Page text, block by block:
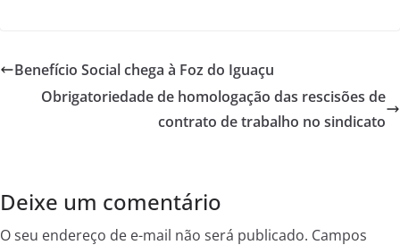
e
b
er e
Benefício Social chega à Foz do Iguaçu
Obrigatoriedade de homologação das rescisões de
contrato de trabalho no sindicato
Deixe um comentário
O seu endereço de e-mail não será publicado. Campos